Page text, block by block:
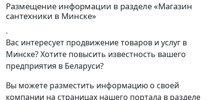
Размещение информации в разделе «Магазин
сантехники в Минске»
.
Вас интересует продвижение товаров и услуг в
Минске? Хотите повысить известность вашего
предприятия в Беларуси?
Вы можете разместить информацию о своей
компании на страницах нашего портала в разделе